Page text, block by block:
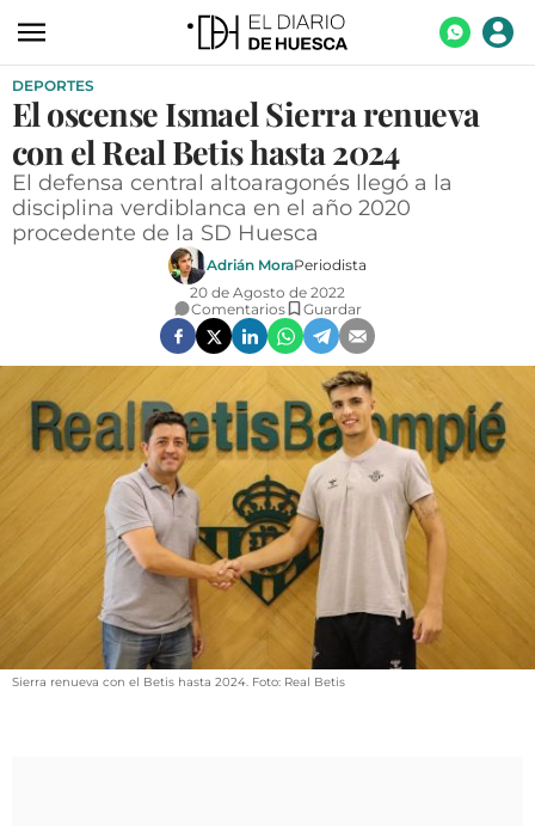
ACTUALIDAD
ECONOMÍA
TECNOLOGÍA
TURISMO
AGROALIMENTACIÓN
SOCIEDAD
OPINIÓN
VÍDEOS
CONTACTAR
FIESTAS EN EL ALTO ARAGÓN
FIESTAS DE SAN LORENZO
DEPORTES
El oscense Ismael Sierra renueva
con el Real Betis hasta 2024
El defensa central altoaragonés llegó a la
disciplina verdiblanca en el año 2020
procedente de la SD Huesca
Adrián MoraPeriodista
20 de Agosto de 2022
Comentarios
Guardar
Sierra renueva con el Betis hasta 2024. Foto: Real Betis